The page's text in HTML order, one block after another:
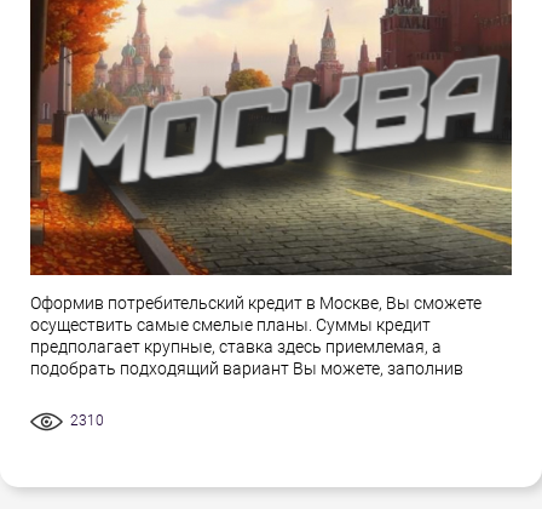
Оформив потребительский кредит в Москве, Вы сможете
осуществить самые смелые планы. Суммы кредит
предполагает крупные, ставка здесь приемлемая, а
подобрать подходящий вариант Вы можете, заполнив
2310